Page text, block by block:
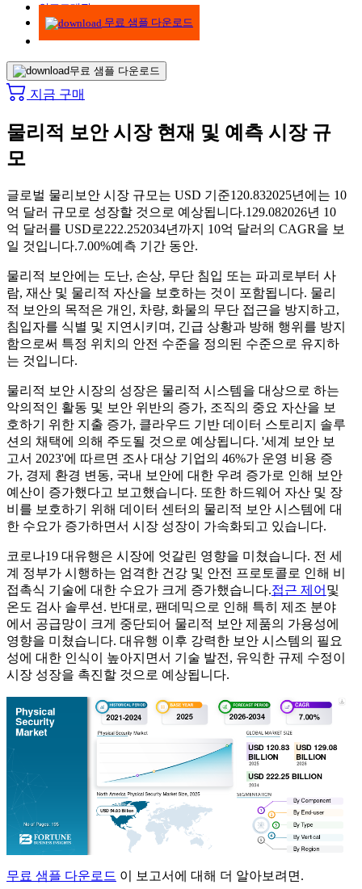
인포그래픽
무료 샘플 다운로드
무료 샘플 다운로드
지금 구매
물리적 보안 시장 현재 및 예측 시장 규
모
글로벌 물리보안 시장 규모는 USD 기준120.832025년에는 10
억 달러 규모로 성장할 것으로 예상됩니다.129.082026년 10
억 달러를 USD로222.252034년까지 10억 달러의 CAGR을 보
일 것입니다.7.00%예측 기간 동안.
물리적 보안에는 도난, 손상, 무단 침입 또는 파괴로부터 사
람, 재산 및 물리적 자산을 보호하는 것이 포함됩니다. 물리
적 보안의 목적은 개인, 차량, 화물의 무단 접근을 방지하고,
침입자를 식별 및 지연시키며, 긴급 상황과 방해 행위를 방지
함으로써 특정 위치의 안전 수준을 정의된 수준으로 유지하
는 것입니다.
물리적 보안 시장의 성장은 물리적 시스템을 대상으로 하는
악의적인 활동 및 보안 위반의 증가, 조직의 중요 자산을 보
호하기 위한 지출 증가, 클라우드 기반 데이터 스토리지 솔루
션의 채택에 의해 주도될 것으로 예상됩니다. '세계 보안 보
고서 2023'에 따르면 조사 대상 기업의 46%가 운영 비용 증
가, 경제 환경 변동, 국내 보안에 대한 우려 증가로 인해 보안
예산이 증가했다고 보고했습니다. 또한 하드웨어 자산 및 장
비를 보호하기 위해 데이터 센터의 물리적 보안 시스템에 대
한 수요가 증가하면서 시장 성장이 가속화되고 있습니다.
코로나19 대유행은 시장에 엇갈린 영향을 미쳤습니다. 전 세
계 정부가 시행하는 엄격한 건강 및 안전 프로토콜로 인해 비
접촉식 기술에 대한 수요가 크게 증가했습니다.접근 제어 및
온도 검사 솔루션. 반대로, 팬데믹으로 인해 특히 제조 분야
에서 공급망이 크게 중단되어 물리적 보안 제품의 가용성에
영향을 미쳤습니다. 대유행 이후 강력한 보안 시스템의 필요
성에 대한 인식이 높아지면서 기술 발전, 유익한 규제 수정이
시장 성장을 촉진할 것으로 예상됩니다.
무료 샘플 다운로드 이 보고서에 대해 더 알아보려면.